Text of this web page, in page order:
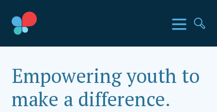
content
SIA երկրներ
Empowering youth to
make a difference.